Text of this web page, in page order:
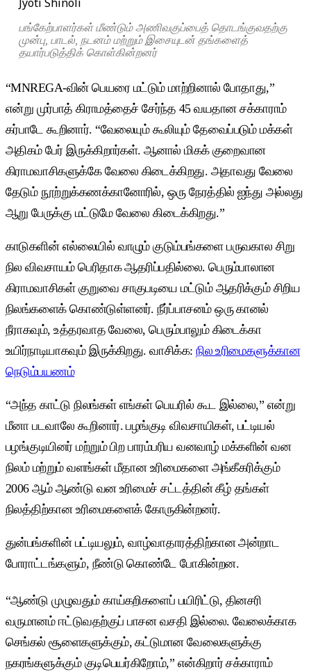
பங்கேற்பாளர்கள் மீண்டும் அணிவகுப்பைத் தொடங்குவதற்கு
முன்பு, பாடல், நடனம் மற்றும் இசையுடன் தங்களைத்
தயார்படுத்திக் கொள்கின்றனர்
“MNREGA-வின் பெயரை மட்டும் மாற்றினால் போதாது,”
என்று முர்பாத் கிராமத்தைச் சேர்ந்த 45 வயதான சக்காராம்
கர்பாடே கூறினார். “வேலையும் கூலியும் தேவைப்படும் மக்கள்
அதிகம் பேர் இருக்கிறார்கள். ஆனால் மிகக் குறைவான
கிராமவாசிகளுக்கே வேலை கிடைக்கிறது. அதாவது வேலை
தேடும் நூற்றுக்கணக்கானோரில், ஒரு நேரத்தில் ஐந்து அல்லது
ஆறு பேருக்கு மட்டுமே வேலை கிடைக்கிறது.”
காடுகளின் எல்லையில் வாழும் குடும்பங்களை பருவகால சிறு
நில விவசாயம் பெரிதாக ஆதரிப்பதில்லை. பெரும்பாலான
கிராமவாசிகள் குறுவை சாகுபடியை மட்டும் ஆதரிக்கும் சிறிய
நிலங்களைக் கொண்டுள்ளனர். நீர்ப்பாசனம் ஒரு கானல்
நீராகவும், உத்தரவாத வேலை, பெரும்பாலும் கிடைக்கா
உயிர்நாடியாகவும் இருக்கிறது. வாசிக்க:நில உரிமைகளுக்கான
நெடும்பயணம்
“அந்த காட்டு நிலங்கள் எங்கள் பெயரில் கூட இல்லை,” என்று
மீனா படவாலே கூறினார். பழங்குடி விவசாயிகள், பட்டியல்
பழங்குடியினர் மற்றும் பிற பாரம்பரிய வனவாழ் மக்களின் வன
நிலம் மற்றும் வளங்கள் மீதான உரிமைகளை அங்கீகரிக்கும்
2006 ஆம் ஆண்டு வன உரிமைச் சட்டத்தின் கீழ் தங்கள்
நிலத்திற்கான உரிமைகளைக் கோருகின்றனர்.
துன்பங்களின் பட்டியலும், வாழ்வாதாரத்திற்கான அன்றாட
போராட்டங்களும், நீண்டு கொண்டே போகின்றன.
“ஆண்டு முழுவதும் காய்கறிகளைப் பயிரிட்டு, தினசரி
வருமானம் ஈட்டுவதற்குப் பாசன வசதி இல்லை. வேலைக்காக
செங்கல் சூளைகளுக்கும், கட்டுமான வேலைகளுக்கு
நகரங்களுக்கும் குடிபெயர்கிறோம்,” என்கிறார் சக்காராம்